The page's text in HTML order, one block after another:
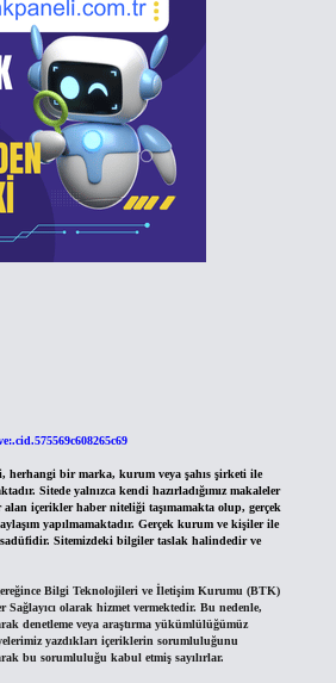
herhangi bir marka, kurum veya şahıs şirketi ile
Sitede yalnızca kendi hazırladığımız makaleler
alan içerikler haber niteliği taşımamakta olup, gerçek
yapılmamaktadır. Gerçek kurum ve kişiler ile
Sitemizdeki bilgiler taslak halindedir ve
Bilgi Teknolojileri ve İletişim Kurumu (BTK)
Sağlayıcı olarak hizmet vermektedir. Bu nedenle,
denetleme veya araştırma yükümlülüğümüz
yazdıkları içeriklerin sorumluluğunu
bu sorumluluğu kabul etmiş sayılırlar.